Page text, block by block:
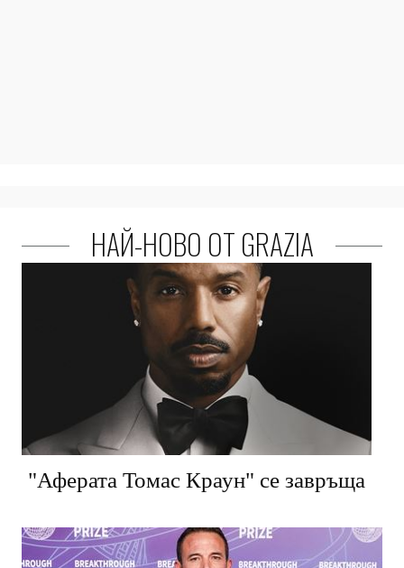
НАЙ-НОВО ОТ GRAZIA
"Аферата Томас Краун" се завръща